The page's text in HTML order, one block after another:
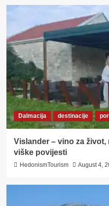
Dalmacija destinacije
Vislander – vino za
viške povijesti
HedonismTourism August 4,